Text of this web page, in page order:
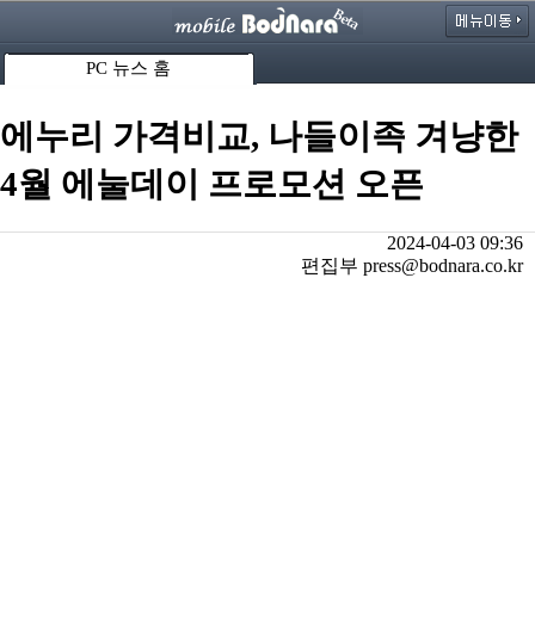
PC 뉴스 홈
에누리 가격비교, 나들이족 겨냥한
4월 에눌데이 프로모션 오픈
2024-04-03 09:36
편집부 press@bodnara.co.kr